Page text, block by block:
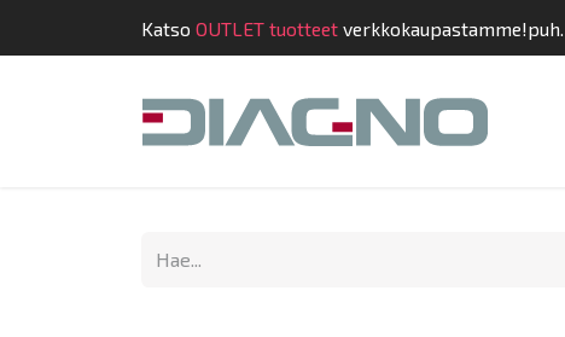
Katso OUTLET tuotteet verkkokaupastamme!puh.
Kauppa Suunnittelu